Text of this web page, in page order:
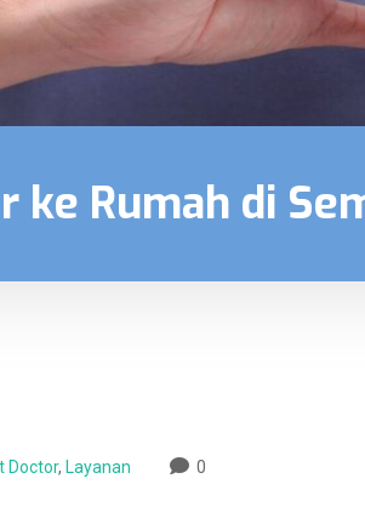
ke Rumah di
Doctor, Layanan 0